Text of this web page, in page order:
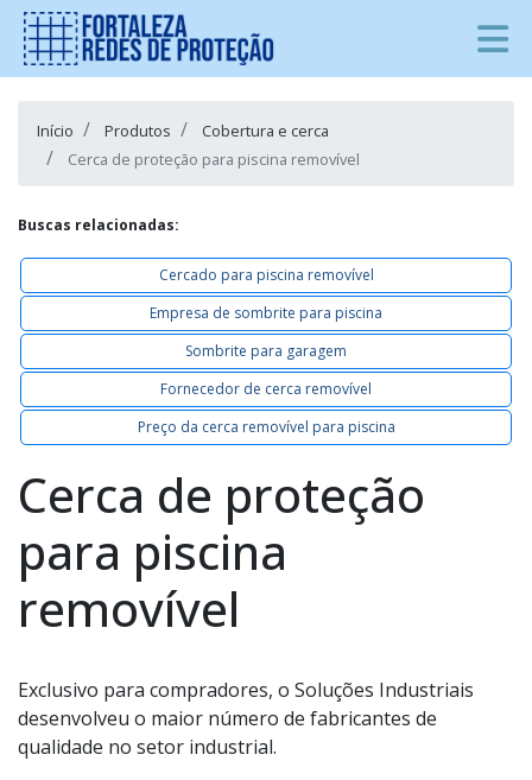
Início Produtos
Cobertura e cerca
Cerca de proteção para piscina removível
Buscas relacionadas:
Cercado para piscina removível
Empresa de sombrite para piscina
Sombrite para garagem
Fornecedor de cerca removível
Preço da cerca removível para piscina
Cerca de proteção
para piscina
removível
Exclusivo para compradores, o Soluções Industriais
desenvolveu o maior número de fabricantes de
qualidade no setor industrial.